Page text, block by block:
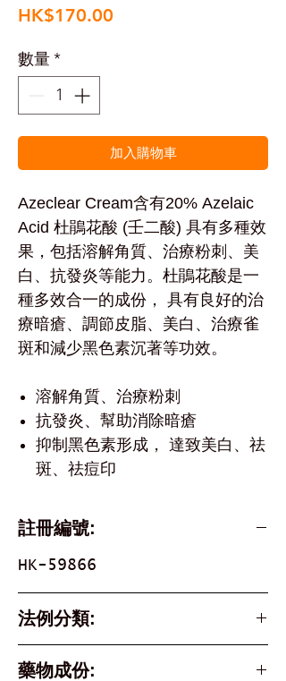
HK$170.00
數量*
加入購物車
Azeclear Cream含有20% Azelaic
Acid 杜鵑花酸 (壬二酸) 具有多種效
果，包括溶解角質、治療粉刺、美
白、抗發炎等能力。杜鵑花酸是一
種多效合一的成份， 具有良好的治
療暗瘡、調節皮脂、美白、治療雀
斑和減少黑色素沉著等功效。
溶解角質、治療粉刺
抗發炎、幫助消除暗瘡
抑制黑色素形成， 達致美白、祛
斑、祛痘印
註冊編號:
HK-59866
法例分類:
藥物成份: